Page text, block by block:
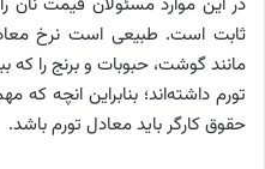
ثابت است. طبیعی است نرخ
مانند گوشت، حبوبات و برنج را که
تورم داشته‌اند؛ بنابراین انچه
حقوق کارگر باید معادل تورم باشد.